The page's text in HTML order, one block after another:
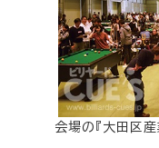
会場の『大田区